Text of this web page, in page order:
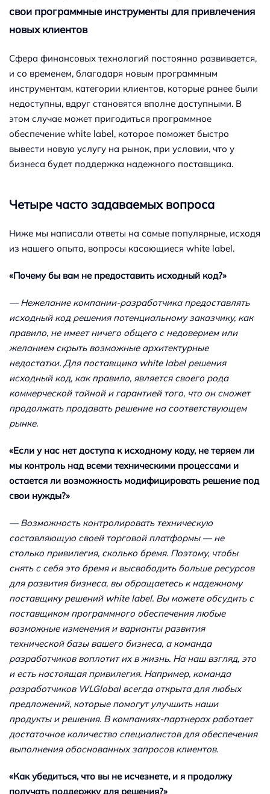
свои программные инструменты для привлечения
новых клиентов
Сфера финансовых технологий постоянно развивается,
и со временем, благодаря новым программным
инструментам, категории клиентов, которые ранее были
недоступны, вдруг становятся вполне доступными. В
этом случае может пригодиться программное
обеспечение white label, которое поможет быстро
вывести новую услугу на рынок, при условии, что у
бизнеса будет поддержка надежного поставщика.
Четыре часто задаваемых вопроса
Ниже мы написали ответы на самые популярные, исходя
из нашего опыта, вопросы касающиеся white label.
«Почему бы вам не предоставить исходный код?»
— Нежелание компании-разработчика предоставлять
исходный код решения потенциальному заказчику, как
правило, не имеет ничего общего с недоверием или
желанием скрыть возможные архитектурные
недостатки. Для поставщика white label решения
исходный код, как правило, является своего рода
коммерческой тайной и гарантией того, что он сможет
продолжать продавать решение на соответствующем
рынке.
«Если у нас нет доступа к исходному коду, не теряем ли
мы контроль над всеми техническими процессами и
остается ли возможность модифицировать решение под
свои нужды?»
— Возможность контролировать техническую
составляющую своей торговой платформы — не
столько привилегия, сколько бремя. Поэтому, чтобы
снять с себя это бремя и высвободить больше ресурсов
для развития бизнеса, вы обращаетесь к надежному
поставщику решений white label. Вы можете обсудить с
поставщиком программного обеспечения любые
возможные изменения и варианты развития
технической базы вашего бизнеса, а команда
разработчиков воплотит их в жизнь. На наш взгляд, это
и есть настоящая привилегия. Например, команда
разработчиков WLGlobal всегда открыта для любых
предложений, которые помогут улучшить наши
продукты и решения. В компаниях-партнерах работает
достаточное количество специалистов для обеспечения
выполнения обоснованных запросов клиентов.
«Как убедиться, что вы не исчезнете, и я продолжу
получать поддержку для решения?»